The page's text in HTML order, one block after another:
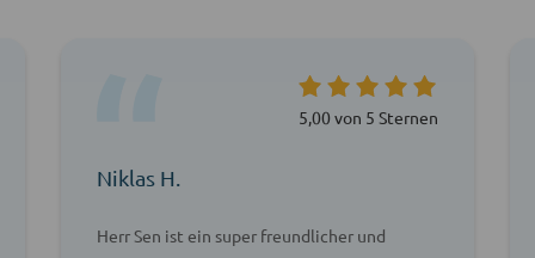
5,00 von 5 Sternen
Niklas H.
Herr Sen ist ein super freundlicher und